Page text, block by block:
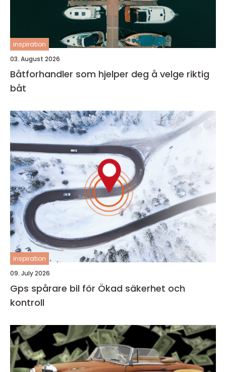
inspiration
03. August 2026
Båtforhandler som hjelper deg å velge riktig
båt
inspiration
09. July 2026
Gps spårare bil för Ökad säkerhet och
kontroll